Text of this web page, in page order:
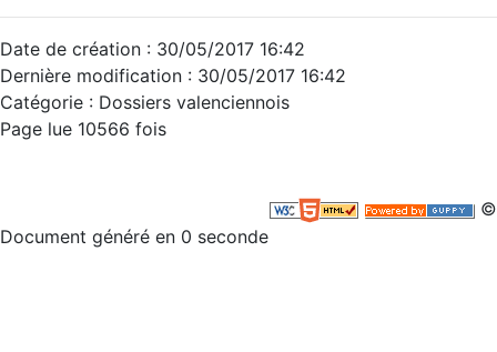
Date de création : 30/05/2017 16:42
Dernière modification : 30/05/2017 16:42
Catégorie : Dossiers valenciennois
Page lue 10566 fois
©
Document généré en 0 seconde